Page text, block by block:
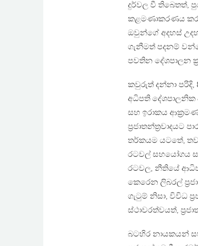
දුර්වල වී තිබෙතත්,
කළමණාකරණය කර
ඔවුන්ගේ අදහස්
ගැනීමත් පදනම්
පවතින දේශපාලන
කවුරුත් දන්නා පරිදි,
අධිපති
සහ ඉරාකය
තර්කයම යටතේ,
රටවල් සහයෝගය
රටවල, නීතියේ
කෙරෙන ලිබරල්
ගැටුම් නිසා, විවිධ
ස්ථාවරත්වයත්,
බටහිර නායකයන්